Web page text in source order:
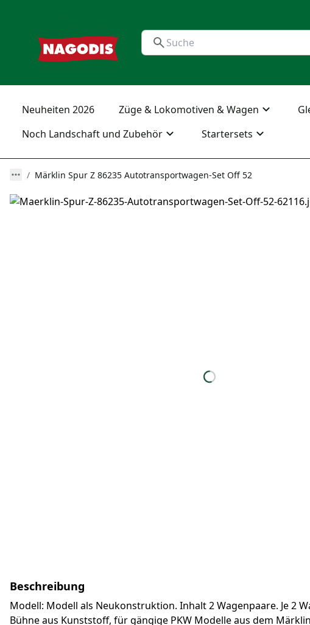
Neuheiten 2026 Züge & Lokomotiven & Wagen
Noch Landschaft und Zubehör
Startersets
Märklin Spur Z 86235 Autotransportwagen-Set Off 52
Beschreibung
Modell: Modell als Neukonstruktion. Inhalt 2 Wagenpaare. Je 2
Bühne aus Kunststoff, für gängige PKW Modelle aus dem